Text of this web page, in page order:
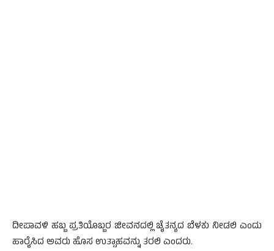
ದೀಪಾವಳಿ ಹಬ್ಬ ಪ್ರತಿಯೊಬ್ಬರ ಜೀವನದಲ್ಲಿ ಚೈತನ್ಯದ ಬೆಳಕು ನೀಡಲಿ ಎಂದು
ಹಾರೈಸಿದ ಅವರು ಹೊಸ ಉತ್ಸಾಹವನ್ನು ತರಲಿ ಎಂದರು.